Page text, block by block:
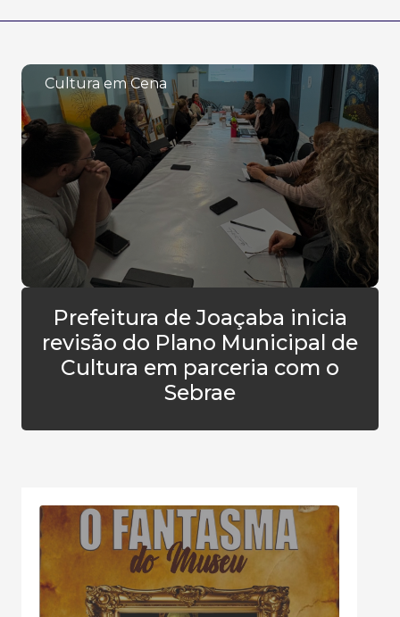
Cultura em Cena
Prefeitura de Joaçaba inicia
revisão do Plano Municipal de
Cultura em parceria com o
Sebrae